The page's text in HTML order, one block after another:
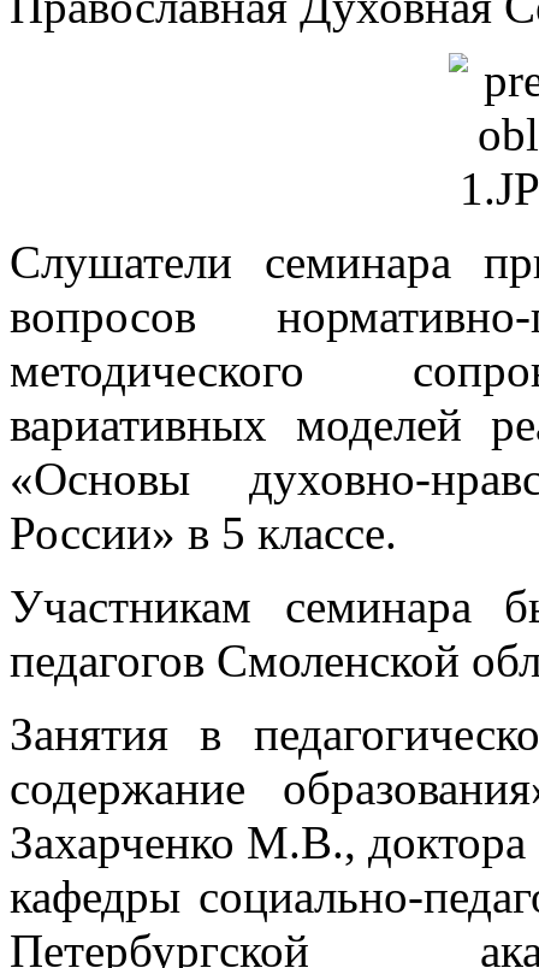
Слушатели семинара
вопросов
методического
вариативных моделей
«Основы духовно-
России» в 5 классе.
Участникам семинара
педагогов Смоленской
Занятия в
содержание
Захарченко М.В.,
кафедры социально-
Петербургской